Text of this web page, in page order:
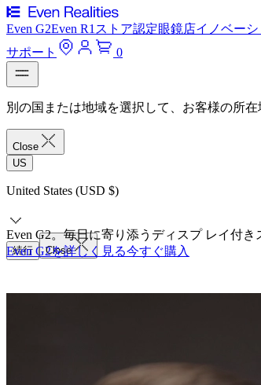
Even G2Even R1 ストア認定眼鏡店イノベーシ
サポート
0
別の国または地域を選択して、お客様の所
Close
US
United States (USD $)
続行 Close
Even G2。毎日に寄り添うディスプ レイ付き
Even G2を詳しく見る今すぐ購入